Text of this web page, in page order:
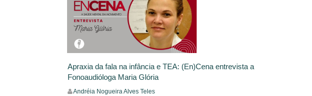
Apraxia da fala na infância e TEA: (En)Cena entrevista a
Fonoaudióloga Maria Glória
Andréia Nogueira Alves Teles